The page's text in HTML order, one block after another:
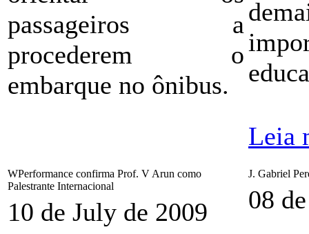
passageiros a
procederem o
embarque no ônibus.
Leia
WPerformance confirma Prof. V Arun como
Palestrante Internacional
10 de July de 2009
J. Gabriel
08